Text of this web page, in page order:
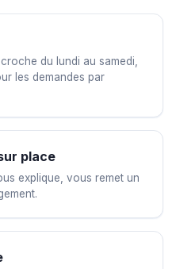
du lundi au samedi,
les demandes par
place
explique, vous remet un